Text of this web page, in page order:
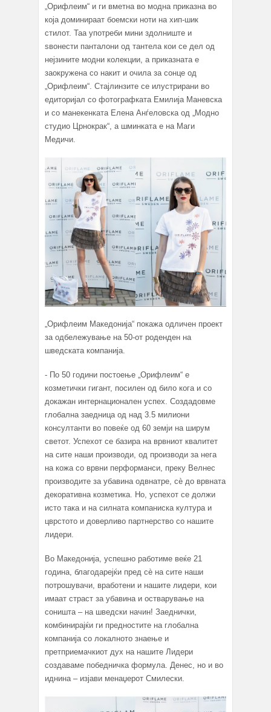
„Орифлеим“ и ги вметна во модна приказна во
која доминираат боемски ноти на хип-шик
стилот. Таа употреби мини здолниште и
ѕвонести панталони од тантела кои се дел од
нејзините модни колекции, а приказната е
заокружена со накит и очила за сонце од
„Орифлеим“. Стајлинзите се илустрирани во
едиторијал со фотографката Емилија Маневска
и со манекенката Елена Анѓеловска од „Модно
студио Црнокрак“, а шминката е на Маги
Медичи.
„Орифлеим Македонија“ покажа одличен проект
за одбележување на 50-от роденден на
шведската компанија.
- По 50 години постоење „Орифлеим“ е
козметички гигант, посилен од било кога и со
докажан интернационален успех. Создадовме
глобална заедница од над 3.5 милиони
консултанти во повеќе од 60 земји на ширум
светот. Успехот се базира на врвниот квалитет
на сите наши производи, од производи за нега
на кожа со врвни перформанси, преку Велнес
производите за убавина одвнатре, сè до врвната
декоративна козметика. Но, успехот се должи
исто така и на силната компаниска култура и
цврстото и доверливо партнерство со нашите
лидери.
Во Македонија, успешно работиме веќе 21
година, благодарејќи пред сè на сите наши
потрошувачи, вработени и нашите лидери, кои
имаат страст за убавина и остварување на
соништа – на шведски начин! Заеднички,
комбинирајќи ги предностите на глобална
компанија со локалното знаење и
претприемачкиот дух на нашите Лидери
создаваме победничка формула. Денес, но и во
иднина – изјави менаџерот Смилески.